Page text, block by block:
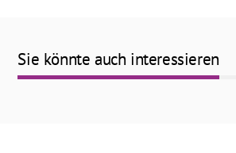
Sie könnte auch interessieren